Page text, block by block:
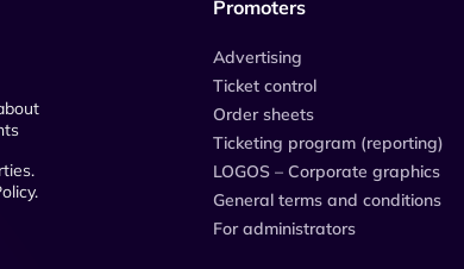
Promoters
Advertising
Ticket control
Order sheets
Ticketing program (reporting)
LOGOS – Corporate graphics
General terms and conditions
For administrators